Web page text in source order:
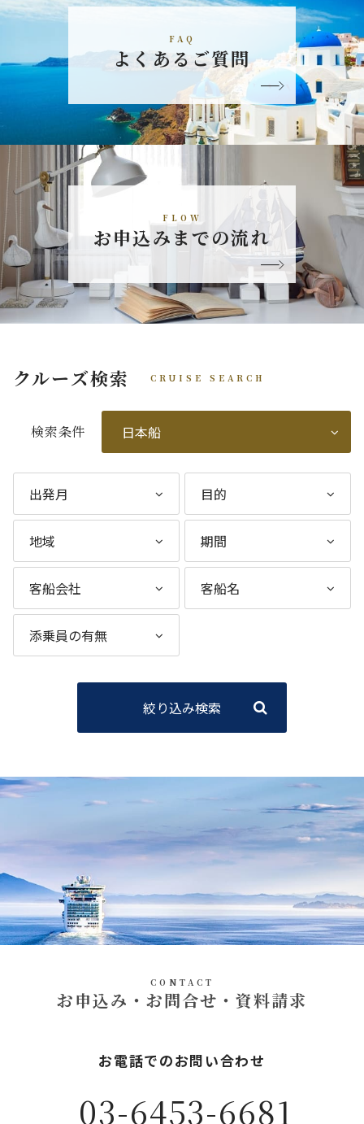
FAQ
よくあるご質問
FLOW
お申込みまでの流れ
クルーズ検索 CRUISE SEARCH
検索条件
絞り込み検索
CONTACT
お申込み・お問合せ・資料請求
お電話でのお問い合わせ
03-6453-6681